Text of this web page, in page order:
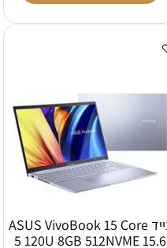
נייד ASUS VivoBook 15 Core
5 120U 8GB 512NVME 15.6